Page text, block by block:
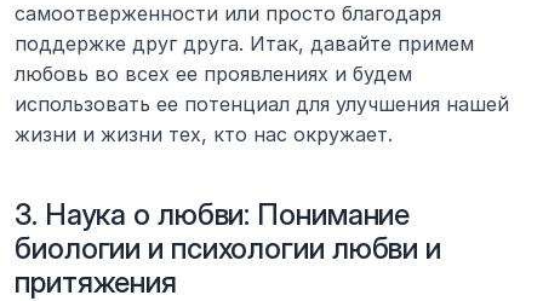
самоотверженности или просто благодаря
поддержке друг друга. Итак, давайте примем
любовь во всех ее проявлениях и будем
использовать ее потенциал для улучшения нашей
жизни и жизни тех, кто нас окружает.
3. Наука о любви: Понимание
биологии и психологии любви и
притяжения